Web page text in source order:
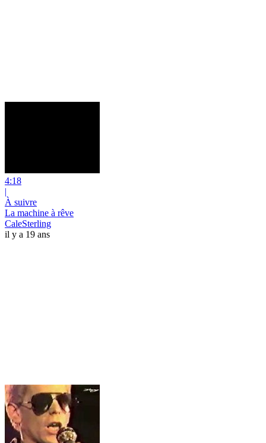
4:18
|
À suivre
La machine à rêve
CaleSterling
il y a 19 ans